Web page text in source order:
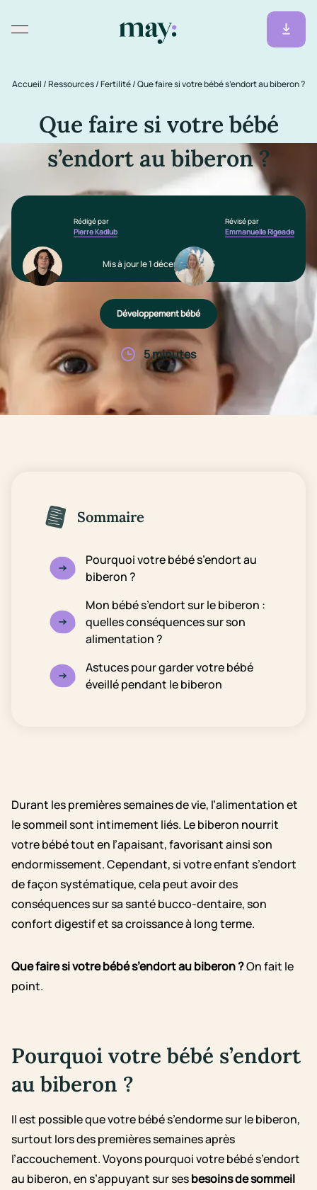
Accueil/Ressources/Fertilité/Que faire si votre bébé s’endort au biberon ?
Que faire si votre bébé
s’endort au biberon ?
Rédigé par
Pierre Kadlub
Révisé par
Emmanuelle Rigeade
Mis à jour le 1 décembre 2025
Développement bébé
5 minutes
Sommaire
Pourquoi votre bébé s’endort au
biberon ?
Mon bébé s’endort sur le biberon :
quelles conséquences sur son
alimentation ?
Astuces pour garder votre bébé
éveillé pendant le biberon
Durant les premières semaines de vie, l’alimentation et
le sommeil sont intimement liés. Le biberon nourrit
votre bébé tout en l’apaisant, favorisant ainsi son
endormissement. Cependant, si votre enfant s’endort
de façon systématique, cela peut avoir des
conséquences sur sa santé bucco-dentaire, son
confort digestif et sa croissance à long terme.
Que faire si votre bébé s’endort au biberon ?On fait le
point.
Pourquoi votre bébé s’endort
au biberon ?
Il est possible que votre bébé s’endorme sur le biberon,
surtout lors des premières semaines après
l’accouchement. Voyons pourquoi votre bébé s’endort
au biberon, en s’appuyant sur sesbesoins de sommeil